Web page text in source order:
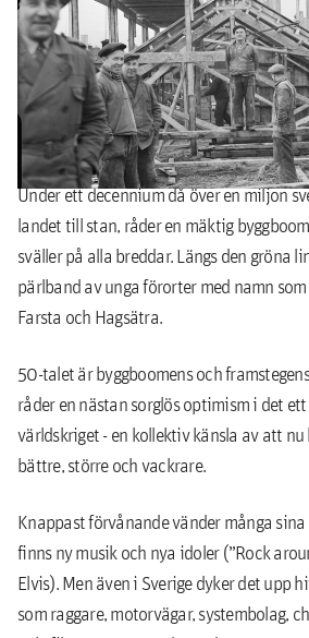
1 oktober 1950 rullar landets
tunnelbanetåg från Slussen till
Hökarängen. Riksbyggen är i
resan.
Under ett decennium då över en miljon
landet till stan, råder en mäktig
sväller på alla breddar. Längs den gröna
pärlband av unga förorter med namn
Farsta och Hagsätra.
50-talet är byggboomens och
råder en nästan sorglös optimism i det
världskriget - en kollektiv känsla av att
bättre, större och vackrare.
Knappast förvånande vänder många
finns ny musik och nya idoler (”Rock
Elvis). Men även i Sverige dyker det upp
som raggare, motorvägar, systembolag,